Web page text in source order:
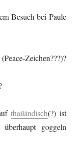
Besuch bei Paule
Zeichen???)?
thailändisch(?) ist
goggeln